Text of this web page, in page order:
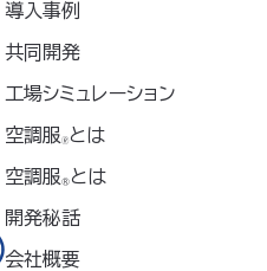
導入事例
共同開発
工場シミュレーション
空調服🄬 とは
空調服® とは
開発秘話
会社概要